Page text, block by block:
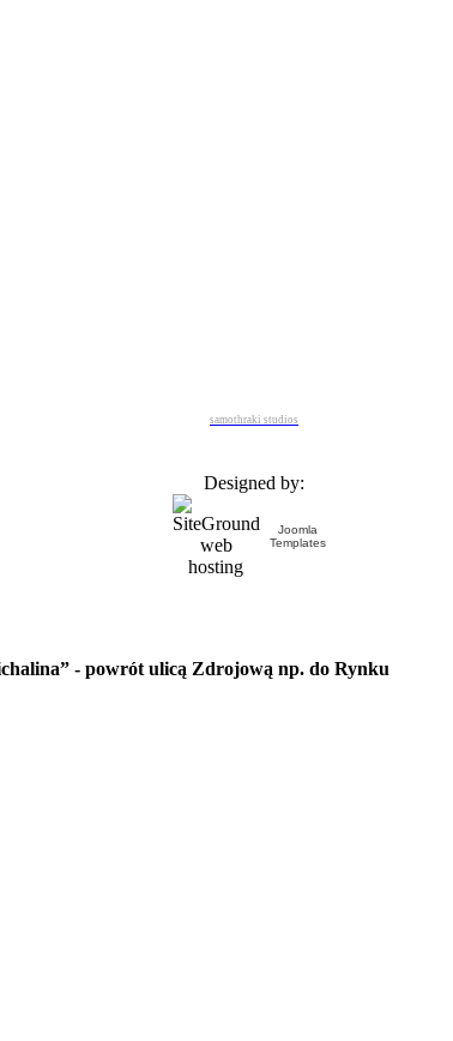
samothraki studios
Designed by:
Joomla
Templates
- powrót ulicą Zdrojową np. do Rynku